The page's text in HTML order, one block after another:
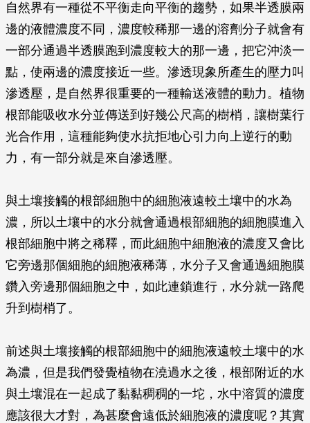
自然界有一種從不平衡走向平衡的趨勢，如果半透膜兩
邊的液體濃度不同，濃度較稀那一邊的溶劑分子就會有
一部分通過半透膜跑到濃度較大的那一邊，把它沖淡一
點，使兩邊的濃度接近一些。滲透現象所產生的壓力叫
滲透壓，是自然界很重要的一種輸送液體的動力。植物
根部能吸收水分並傳送到好幾公尺高的樹梢，讓樹葉行
光合作用，這種能夠使水抗拒地心引力向上逆行的動
力，有一部分就是來自滲透壓。
與土壤接觸的根部細胞中的細胞液遠較土壤中的水為
濃，所以土壤中的水分就會通過根部細胞的細胞膜進入
根部細胞中將之稀釋，而此細胞中細胞液的濃度又會比
它旁邊那個細胞的細胞液稀薄，水分子又會通過細胞膜
鑽入旁邊那個細胞之中，如此連鎖進行，水分就一路爬
升到樹梢了。
前述與土壤接觸的根部細胞中的細胞液遠較土壤中的水
為濃，但是我們發覺植物在澆過水之後，根部附近的水
與土壤混在一起成了黏黏稠稠的一坨，水中溶質的濃度
應該很大才對，為甚麼會遠低於細胞液的濃度呢？其實